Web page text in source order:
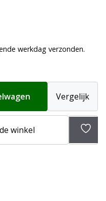
werkdag verzonden.
Vergelijk
winkel